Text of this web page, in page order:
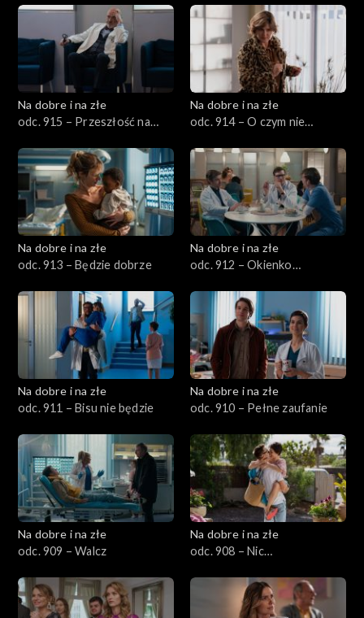
Na dobre i na złe
odc. 915 – Przeszłość na
Na dobre i na złe
odc. 914 – O czym nie
Na dobre i na złe
odc. 913 – Będzie dobrze
Na dobre i na złe
odc. 912 – Okienko
Na dobre i na złe
odc. 911 – Bisu nie będzie
Na dobre i na złe
odc. 910 – Pełne zaufanie
Na dobre i na złe
odc. 909 – Walcz
Na dobre i na złe
odc. 908 – Nic